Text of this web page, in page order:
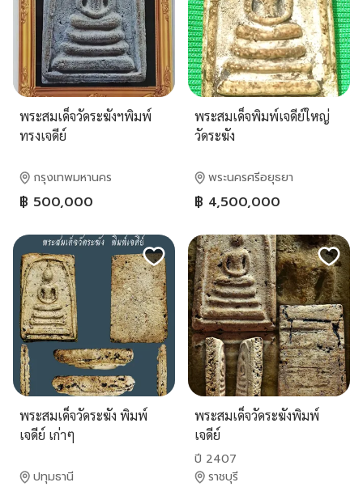
พระสมเด็จวัดระฆังฯพิมพ์
ทรงเจดีย์
กรุงเทพมหานคร
฿ 500,000
พระสมเด็จพิมพ์เจดีย์ใหญ่
วัดระฆัง
พระนครศรีอยุธยา
฿ 4,500,000
พระสมเด็จวัดระฆัง พิมพ์
เจดีย์ เก่าๆ
ปทุมธานี
พระสมเด็จวัดระฆังพิมพ์
เจดีย์
ปี 2407
ราชบุรี